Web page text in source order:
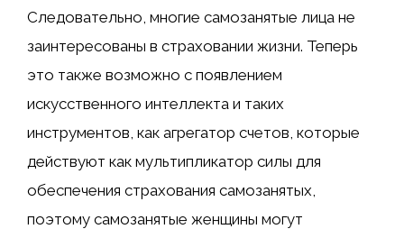
Следовательно, многие самозанятые лица не
заинтересованы в страховании жизни. Теперь
это также возможно с появлением
искусственного интеллекта и таких
инструментов, как агрегатор счетов, которые
действуют как мультипликатор силы для
обеспечения страхования самозанятых,
поэтому самозанятые женщины могут